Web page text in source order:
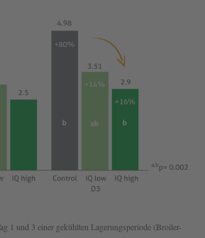
1 und 3 einer gekühlten Lagerungsperiode (Broiler-